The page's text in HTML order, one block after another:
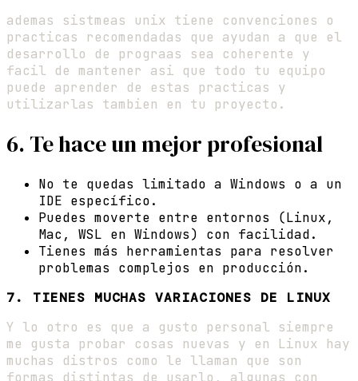
ademas sistmeas unix tiene convenciones o
practicas recomendadas que ayudan a que el
desarrollo de prograas sea coherente y
facil de mantener asi que todo tu equipo
puede aprender de estas practicas y
utilizarlas tambien en tu proyecto.
6. Te hace un mejor profesional
No te quedas limitado a Windows o a un
IDE específico.
Puedes moverte entre entornos (Linux,
Mac, WSL en Windows) con facilidad.
Tienes más herramientas para resolver
problemas complejos en producción.
7. TIENES MUCHAS VARIACIONES DE LINUX
Y lo otro es que a gusto personal siempre
me gusta probar cosas nuevas y en Linux hay
muchas distros como le llaman que son
formas distintas de usarlo, algunas con